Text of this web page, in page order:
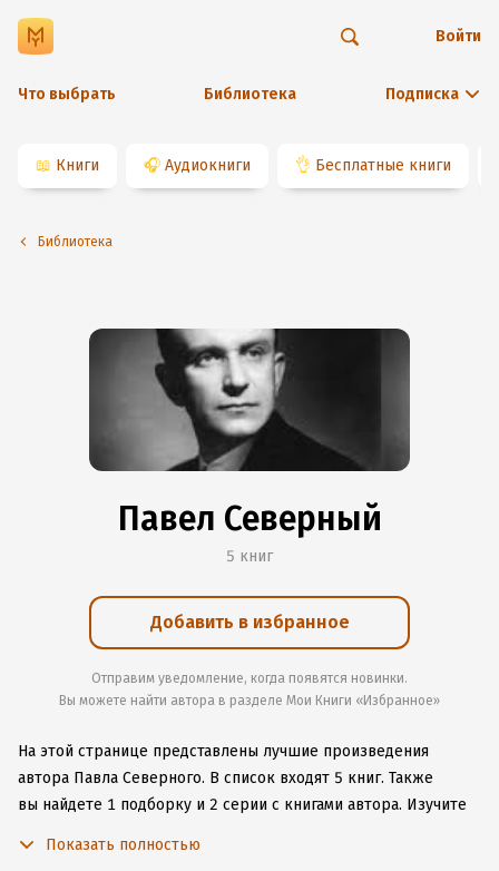
Что выбрать Библиотека Подписка
Войти
📖 Книги 🎧 Аудиокниги 👌 Бесплатные книги
Библиотека
Павел Северный
5 книг
Добавить в избранное
Отправим уведомление, когда появятся новинки.
Вы можете найти автора в разделе Мои Книги «Избранное»
На этой странице представлены лучшие произведения
автора Павла Северного. В список входят 5 книг. Также
вы найдете 1 подборку и 2 серии с книгами автора. Изучите
Показать полностью